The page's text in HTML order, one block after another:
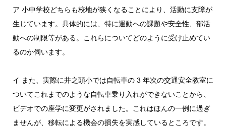
ア 小中学校どちらも校地が狭くなることにより、活動に支障が
生じています。具体的には、特に運動への課題や安全性、部活
動への制限等がある。これらについてどのように受け止めてい
るのか伺います。
イ また、実際に井之頭小では自転車の 3 年次の交通安全教室に
ついてこれまでのような自転車乗り入れができないことから、
ビデオでの座学に変更がされました。これはほんの一例に過ぎ
ませんが、移転による機会の損失を実感しているところです。